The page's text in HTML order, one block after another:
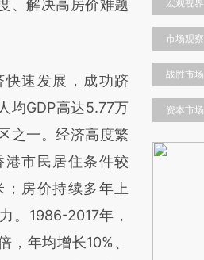
存在偏差。不代表
链接阅读原文细致
、解决高房价难题
速发展，成功跻
均GDP高达5.77万
之一。经济高度繁
市民居住条件较
房价持续多年上
。1986-2017年，
年均增长10%、
宏观视界
市场观察
战胜市场
资本市场